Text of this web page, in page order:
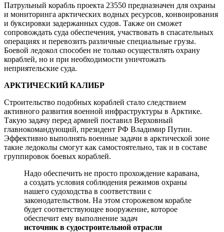
Патрульный корабль проекта 23550 предназначен для охраны
и мониторинга арктических водных ресурсов, конвоирования
и буксировки задержанных судов. Также он сможет
сопровождать суда обеспечения, участвовать в спасательных
операциях и перевозить различные специальные грузы.
Боевой ледокол способен не только осуществлять охрану
кораблей, но и при необходимости уничтожать
неприятельские суда.
АРКТИЧЕСКИЙ КАЛИБР
Строительство подобных кораблей стало следствием
активного развития военной инфраструктуры в Арктике.
Такую задачу перед армией поставил Верховный
главнокомандующий, президент РФ Владимир Путин.
Эффективно выполнять военные задачи в арктической зоне
такие ледоколы смогут как самостоятельно, так и в составе
группировок боевых кораблей.
Надо обеспечить не просто прохождение каравана,
а создать условия соблюдения режимов охраны
нашего судоходства в соответствии с
законодательством. На этом сторожевом корабле
будет соответствующее вооружение, которое
обеспечит ему выполнение задач
источник в судостроительной отрасли